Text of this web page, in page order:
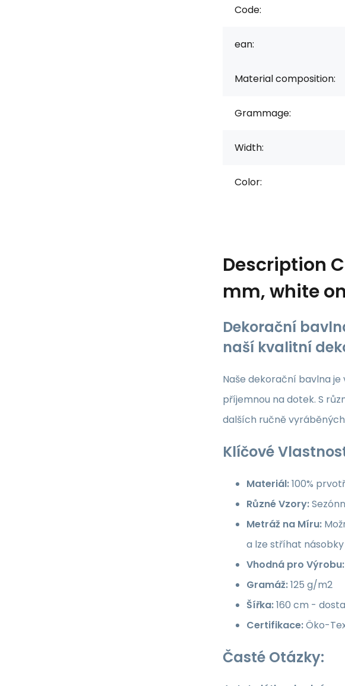
Code:
ean:
Material composition:
Grammage:
Width:
Color:
Description
mm, white
Dekorační
naší kvalitní
Naše dekorační bavlna
příjemnou na dotek. S
dalších ručně
Klíčové
Materiál:100%
Různé Vzory:
Metráž na Míru:
a lze stříhat násobky
Vhodná pro Výrobu:
Gramáž:125 g/m2
Šířka:160 cm -
Certifikace:Öko-
Časté Otázky: